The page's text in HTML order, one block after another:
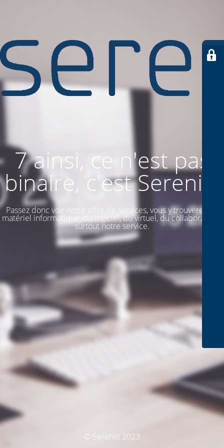
7 ainsi, ce n'est pas
binaire, c'est SereniiT
Passez donc voir notre offre de services, vous y trouverez du
matériel informatique, du logiciel, du virtuel, du collaboratif. Et
surtout notre service.
© Sereniit 2023